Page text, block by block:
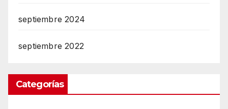
septiembre 2024
septiembre 2022
Categorías